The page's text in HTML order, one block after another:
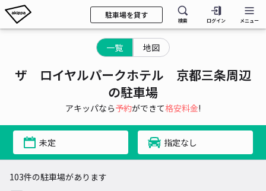
駐車場を貸す
検索 ログイン メニュー
一覧 地図
ザ ロイヤルパークホテル 京都三条周辺
の駐車場
アキッパなら予約ができて格安料金!
未定 指定なし
103件の駐車場があります